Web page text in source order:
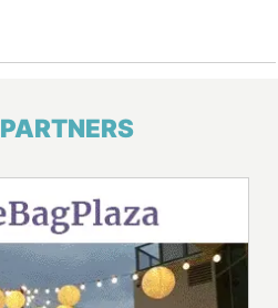
PARTNERS